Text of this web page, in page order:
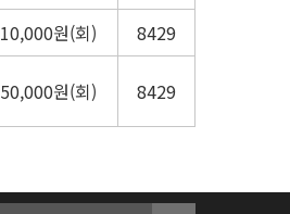
10,000원(회) 8429
50,000원(회) 8429